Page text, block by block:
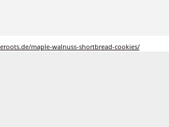
maple-walnuss-shortbread-cookies/